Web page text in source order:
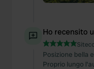
Ho recensito
Posizione bella
Proprio lungo